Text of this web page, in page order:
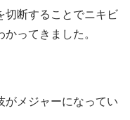
切断することでニキビ
ってきました。
メジャーになってい